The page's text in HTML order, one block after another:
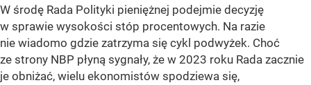
W środę Rada Polityki pieniężnej podejmie decyzję
w sprawie wysokości stóp procentowych. Na razie
nie wiadomo gdzie zatrzyma się cykl podwyżek. Choć
ze strony NBP płyną sygnały, że w 2023 roku Rada zacznie
je obniżać, wielu ekonomistów spodziewa się,